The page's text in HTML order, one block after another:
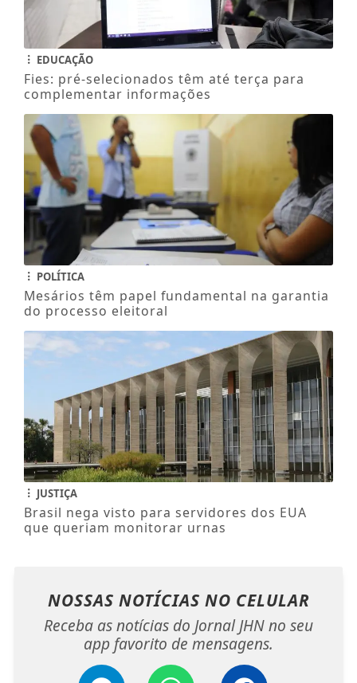
EDUCAÇÃO
Fies: pré-selecionados têm até terça para
complementar informações
POLÍTICA
Mesários têm papel fundamental na garantia
do processo eleitoral
JUSTIÇA
Brasil nega visto para servidores dos EUA
que queriam monitorar urnas
NOSSAS NOTÍCIAS NO CELULAR
Receba as notícias do Jornal JHN no seu
app favorito de mensagens.